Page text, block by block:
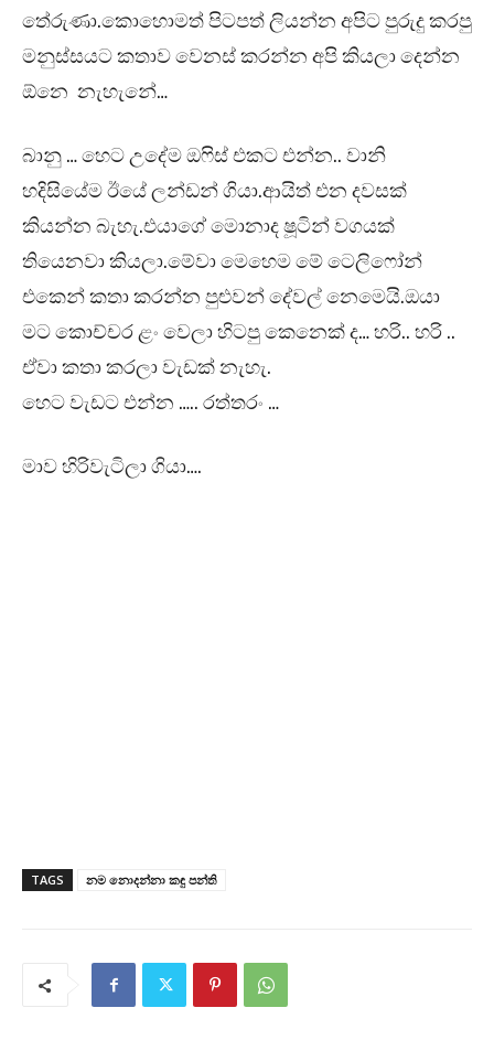
තේරුණා.කොහොමත් පිටපත් ලියන්න අපිට පුරුදු කරපු
මනුස්සයට කතාව වෙනස් කරන්න අපි කියලා දෙන්න
ඕනෙ නැහැනේ…
බානු … හෙට උදේම ඔෆිස් එකට එන්න.. වානි
හදිසියේම ඊයේ ලන්ඩන් ගියා.ආයිත් එන දවසක්
කියන්න බැහැ.එයාගේ මොනාද ෂූටින් වගයක්
තියෙනවා කියලා.මේවා මෙහෙම මේ ටෙලිෆෝන්
එකෙන් කතා කරන්න පුළුවන් දේවල් නෙමෙයි.ඔයා
මට කොච්චර ළං වෙලා හිටපු කෙනෙක් ද… හරි.. හරි ..
ඒවා කතා කරලා වැඩක් නැහැ.
හෙට වැඩට එන්න ….. රත්තරං …
මාව හිරිවැටිලා ගියා….
TAGS නම නොදන්නා කඳු පන්ති